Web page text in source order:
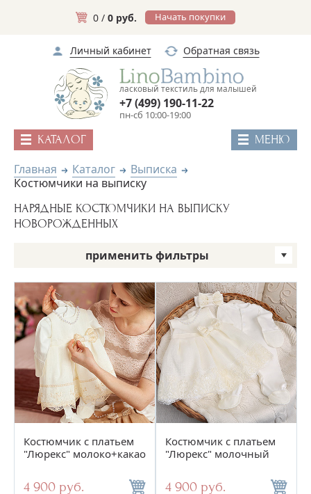
0 / 0 руб. Начать покупки
Личный кабинет Обратная связь
ласковый текстиль для малышей
пн-сб 10:00-19:00
+7 (499) 190-11-22
КАТАЛОГ МЕНЮ
Главная Каталог
Выписка
Костюмчики на выписку
НАРЯДНЫЕ КОСТЮМЧИКИ НА ВЫПИСКУ
НОВОРОЖДЕННЫХ
применить фильтры
Бренд Пол
Сортировать по: Цене
Новинкам Скидкам
по 15
Костюмчик с платьем
"Люрекс" молоко+какао
4 900 руб.
Костюмчик с платьем
"Люрекс" молочный
4 900 руб.